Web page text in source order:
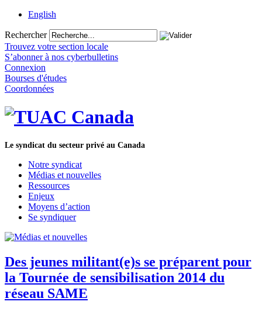
English
Rechercher
Trouvez votre section locale
S’abonner à nos cyberbulletins
Connexion
Bourses d'études
Coordonnées
Le syndicat du secteur privé au Canada
Notre syndicat
Médias et nouvelles
Ressources
Enjeux
Moyens d’action
Se syndiquer
Des jeunes militant(e)s se préparent pour
la Tournée de sensibilisation 2014 du
réseau SAME